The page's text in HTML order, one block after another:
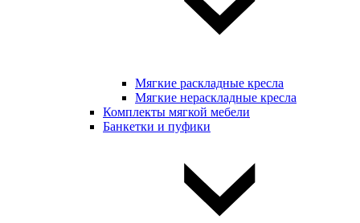
Мягкие раскладные кресла
Мягкие нераскладные кресла
Комплекты мягкой мебели
Банкетки и пуфики